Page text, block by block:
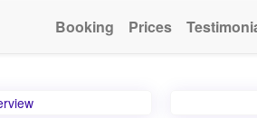
Booking Prices